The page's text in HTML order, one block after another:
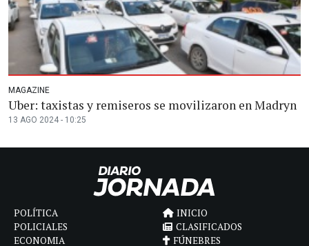
MAGAZINE
Uber: taxistas y remiseros se movilizaron en Madryn
13 AGO 2024 - 10:25
POLÍTICA
POLICIALES
ECONOMIA
INICIO
CLASIFICADOS
FÚNEBRES